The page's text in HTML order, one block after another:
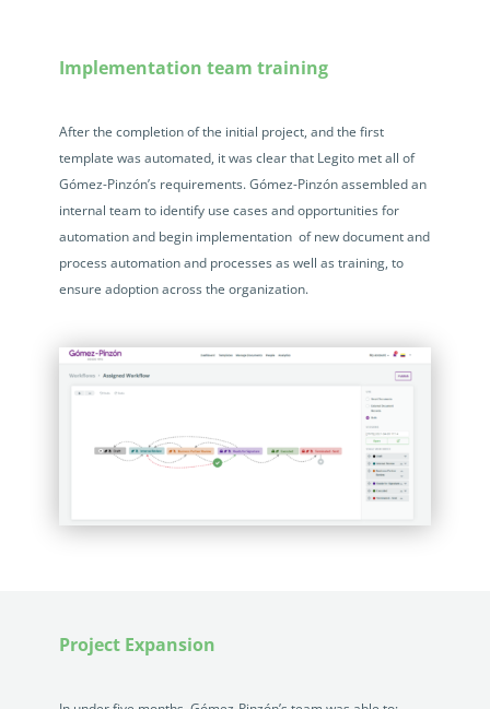
Implementation team training
After the completion of the initial project, and the first
template was automated, it was clear that Legito met all of
Gómez-Pinzón’s requirements. Gómez-Pinzón assembled an
internal team to identify use cases and opportunities for
automation and begin implementation of new document and
process automation and processes as well as training, to
ensure adoption across the organization.
Project Expansion